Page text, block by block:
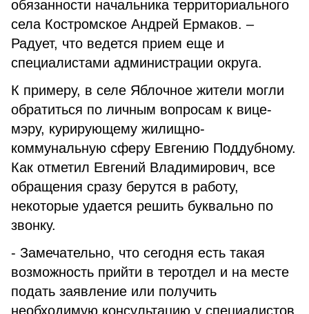
обязанности начальника территориального
села Костромское Андрей Ермаков. –
Радует, что ведется прием еще и
специалистами администрации округа.
К примеру, в селе Яблочное жители могли
обратиться по личным вопросам к вице-
мэру, курирующему жилищно-
коммунальную сферу Евгению Поддубному.
Как отметил Евгений Владимирович, все
обращения сразу берутся в работу,
некоторые удается решить буквально по
звонку.
- Замечательно, что сегодня есть такая
возможность прийти в теротдел и на месте
подать заявление или получить
необходимую консультацию у специалистов